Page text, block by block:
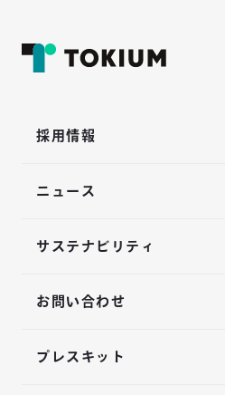
採用情報
ニュース
サステナビリティ
お問い合わせ
プレスキット